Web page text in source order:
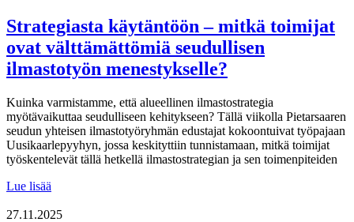
Strategiasta käytäntöön – mitkä toimijat
ovat välttämättömiä seudullisen
ilmastotyön menestykselle?
Kuinka varmistamme, että alueellinen ilmastostrategia
myötävaikuttaa seudulliseen kehitykseen? Tällä viikolla Pietarsaaren
seudun yhteisen ilmastotyöryhmän edustajat kokoontuivat työpajaan
Uusikaarlepyyhyn, jossa keskityttiin tunnistamaan, mitkä toimijat
työskentelevät tällä hetkellä ilmastostrategian ja sen toimenpiteiden
Lue lisää
–
27.11.2025